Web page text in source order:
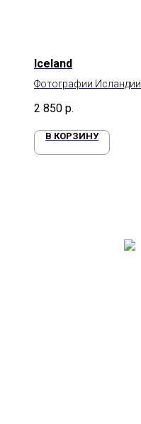
Iceland
Фотографии Исландии
2 850 р.
В КОРЗИНУ